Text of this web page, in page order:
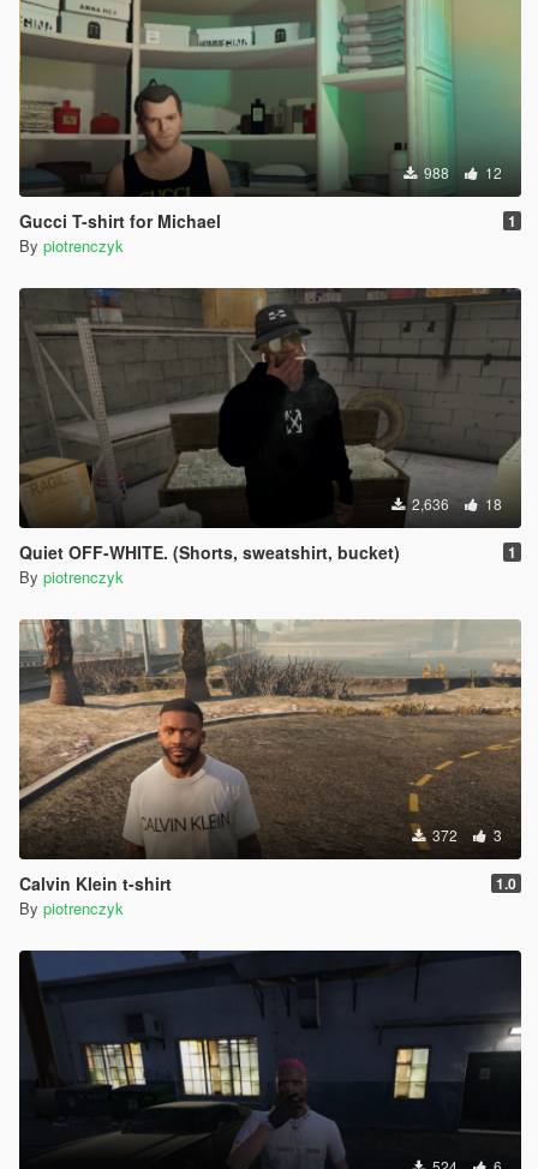
988 12
Gucci T-shirt for Michael 1
By piotrenczyk
2,636 18
Quiet OFF-WHITE. (Shorts, sweatshirt, bucket) 1
By piotrenczyk
372 3
Calvin Klein t-shirt 1.0
By piotrenczyk